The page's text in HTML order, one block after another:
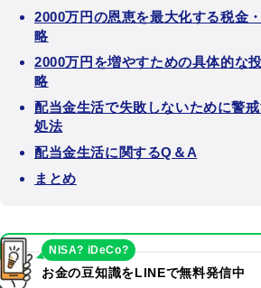
2000万円の恩恵を最大化する税金
略
2000万円を増やすための具体的な
略
配当金生活で失敗しないために警
処法
配当金生活に関するQ＆A
まとめ
お金の豆知識をLINEで無料発信中
NISA? iDeCo?